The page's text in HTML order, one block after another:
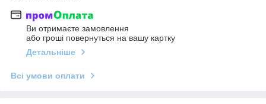
Ви отримаєте замовлення
або гроші повернуться на вашу картку
Детальніше
Всі умови оплати